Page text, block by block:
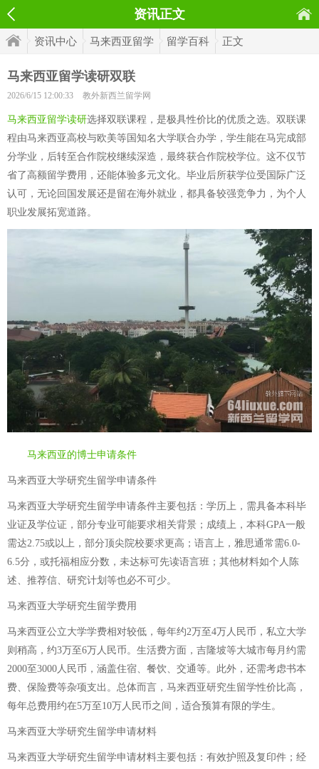
资讯正文
资讯中心 马来西亚留学 留学百科 正文
马来西亚留学读研双联
2026/6/15 12:00:33 教外新西兰留学网
马来西亚留学读研选择双联课程，是极具性价比的优质之选。双联课
程由马来西亚高校与欧美等国知名大学联合办学，学生能在马完成部
分学业，后转至合作院校继续深造，最终获合作院校学位。这不仅节
省了高额留学费用，还能体验多元文化。毕业后所获学位受国际广泛
认可，无论回国发展还是留在海外就业，都具备较强竞争力，为个人
职业发展拓宽道路。
马来西亚的博士申请条件
马来西亚大学研究生留学申请条件
马来西亚大学研究生留学申请条件主要包括：学历上，需具备本科毕
业证及学位证，部分专业可能要求相关背景；成绩上，本科GPA一般
需达2.75或以上，部分顶尖院校要求更高；语言上，雅思通常需6.0-
6.5分，或托福相应分数，未达标可先读语言班；其他材料如个人陈
述、推荐信、研究计划等也必不可少。
马来西亚大学研究生留学费用
马来西亚公立大学学费相对较低，每年约2万至4万人民币，私立大学
则稍高，约3万至6万人民币。生活费方面，吉隆坡等大城市每月约需
2000至3000人民币，涵盖住宿、餐饮、交通等。此外，还需考虑书本
费、保险费等杂项支出。总体而言，马来西亚研究生留学性价比高，
每年总费用约在5万至10万人民币之间，适合预算有限的学生。
马来西亚大学研究生留学申请材料
马来西亚大学研究生留学申请材料主要包括：有效护照及复印件；经